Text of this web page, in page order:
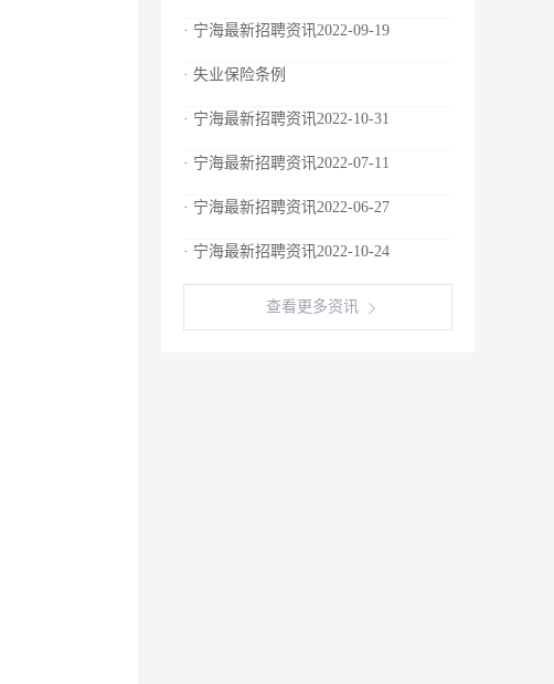
· 宁海最新招聘资讯2022-09-19
· 失业保险条例
· 宁海最新招聘资讯2022-10-31
· 宁海最新招聘资讯2022-07-11
· 宁海最新招聘资讯2022-06-27
· 宁海最新招聘资讯2022-10-24
查看更多资讯